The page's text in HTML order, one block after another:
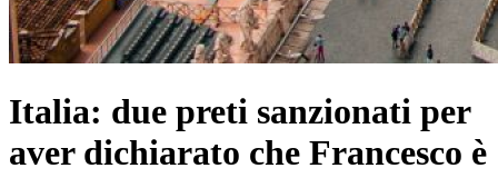
Italia: due preti sanzionati per
aver dichiarato che Francesco è